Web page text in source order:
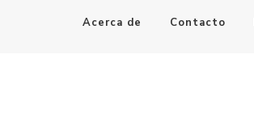
Acerca de Contacto